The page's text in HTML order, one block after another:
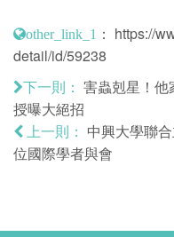
other_link_1 ： https://
detail/id/59238
下一則：
害蟲剋星！他
授曝大絕招
上一則：
中興大學聯
位國際學者與會